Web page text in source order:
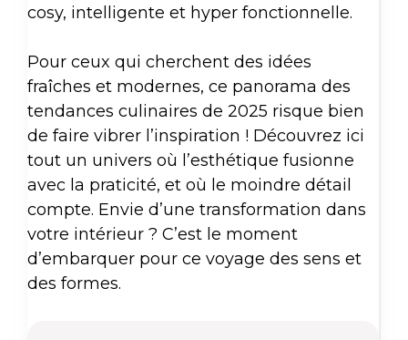
cosy, intelligente et hyper fonctionnelle.
Pour ceux qui cherchent des idées
fraîches et modernes, ce panorama des
tendances culinaires de 2025 risque bien
de faire vibrer l’inspiration ! Découvrez ici
tout un univers où l’esthétique fusionne
avec la praticité, et où le moindre détail
compte. Envie d’une transformation dans
votre intérieur ? C’est le moment
d’embarquer pour ce voyage des sens et
des formes.